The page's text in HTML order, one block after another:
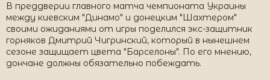
В преддверии главного матча чемпионата Украины
между киевским "Динамо" и донецким "Шахтером"
своими ожиданиями от игры поделился экс-защитник
горняков Дмитрий Чигринский, который в нынешнем
сезоне защищает цвета "Барселоны". По его мнению,
дончане должны обязательно побеждать.